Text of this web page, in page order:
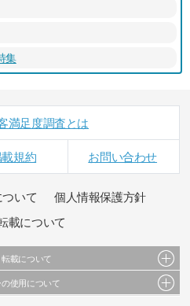
集
満足度調査とは
規約 お問い合わせ
いて
個人情報保護方針
載について
載について
、イラスト、画像データ等）及びこれらの配
株式会社oricon MEに帰属しております。
使用について